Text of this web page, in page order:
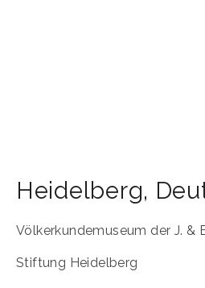
Heidelberg,
Völkerkundemuseum der J. &
Stiftung Heidelberg